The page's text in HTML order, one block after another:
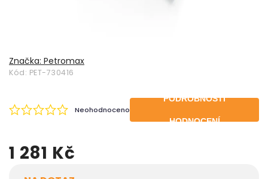
Značka: Petromax
Kód: PET-730416
Neohodnoceno
PODROBNOSTI
HODNOCENÍ
1 281 Kč